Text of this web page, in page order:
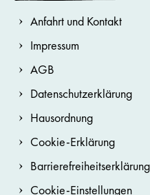
Anfahrt und Kontakt
Impressum
AGB
Datenschutzerklärung
Hausordnung
Cookie-Erklärung
Barrierefreiheitserklärung
Cookie-Einstellungen